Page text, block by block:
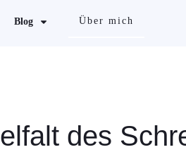
Blog Über mich
des